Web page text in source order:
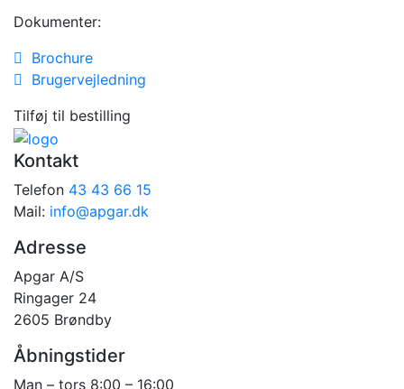
Dokumenter:
Brochure
Brugervejledning
Tilføj til bestilling
Kontakt
Telefon 43 43 66 15
Mail: info@apgar.dk
Adresse
Apgar A/S
Ringager 24
2605 Brøndby
Åbningstider
Man – tors 8:00 – 16:00